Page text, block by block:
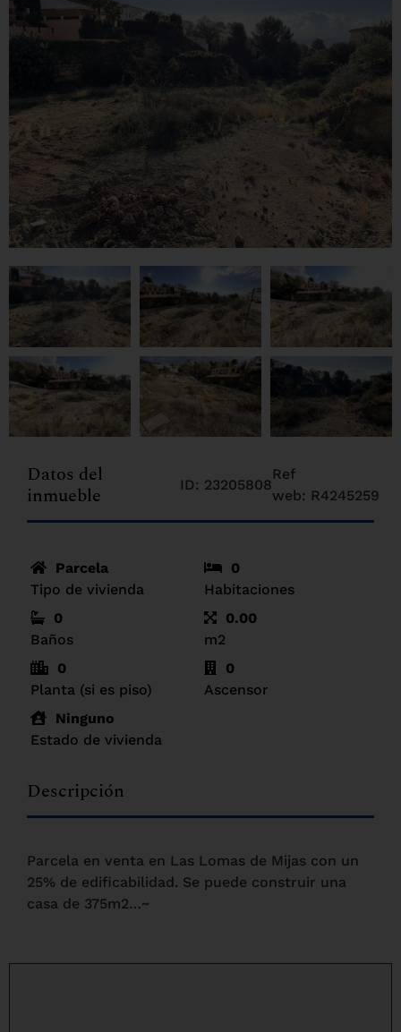
Datos del
inmueble
ID: 23205808
Ref
web: R4245259
Parcela
Tipo de vivienda
0
Habitaciones
0
Baños
0.00
m2
0
Planta (si es piso)
0
Ascensor
Ninguno
Estado de vivienda
Descripción
Parcela en venta en Las Lomas de Mijas con un
25% de edificabilidad. Se puede construir una
casa de 375m2…~